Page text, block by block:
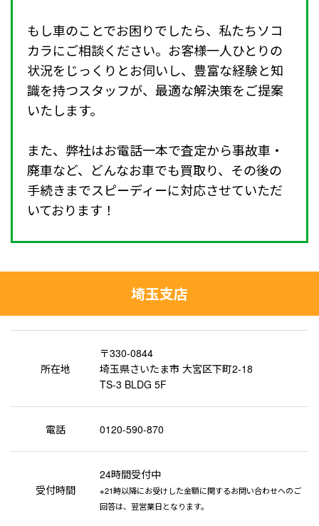
もし車のことでお困りでしたら、私たちソコ
カラにご相談ください。お客様一人ひとりの
状況をじっくりとお伺いし、豊富な経験と知
識を持つスタッフが、最適な解決策をご提案
いたします。
また、弊社はお電話一本で査定から事故車・
廃車など、どんなお車でも買取り、その後の
手続きまでスピーディーに対応させていただ
いております！
埼玉支店
所在地
〒330-0844
埼玉県さいたま市 大宮区下町2-18
TS-3 BLDG 5F
電話 0120-590-870
受付時間
24時間受付中
※21時以降にお受けした金額に関するお問い合わせへのご
回答は、翌営業日となります。